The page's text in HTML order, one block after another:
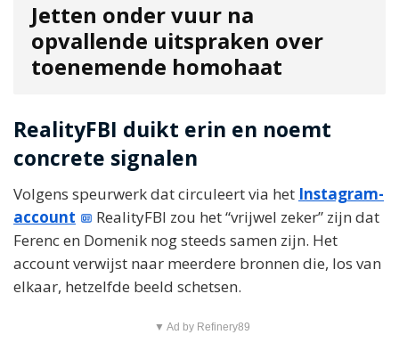
Jetten onder vuur na
opvallende uitspraken over
toenemende homohaat
RealityFBI duikt erin en noemt
concrete signalen
Volgens speurwerk dat circuleert via het Instagram-
account
RealityFBI zou het “vrijwel zeker” zijn dat
Ferenc en Domenik nog steeds samen zijn. Het
account verwijst naar meerdere bronnen die, los van
elkaar, hetzelfde beeld schetsen.
▼ Ad by Refinery89